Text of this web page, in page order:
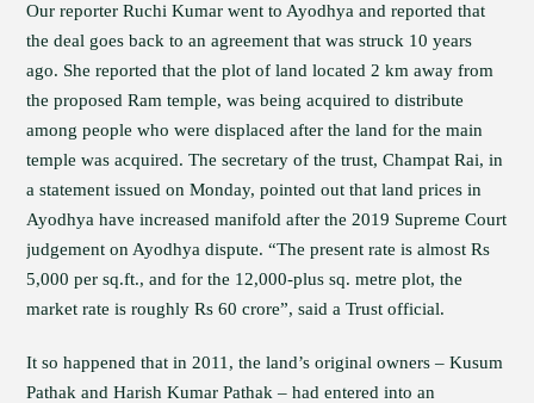
Our reporter Ruchi Kumar went to Ayodhya and reported that
the deal goes back to an agreement that was struck 10 years
ago. She reported that the plot of land located 2 km away from
the proposed Ram temple, was being acquired to distribute
among people who were displaced after the land for the main
temple was acquired. The secretary of the trust, Champat Rai, in
a statement issued on Monday, pointed out that land prices in
Ayodhya have increased manifold after the 2019 Supreme Court
judgement on Ayodhya dispute. “The present rate is almost Rs
5,000 per sq.ft., and for the 12,000-plus sq. metre plot, the
market rate is roughly Rs 60 crore”, said a Trust official.
It so happened that in 2011, the land’s original owners – Kusum
Pathak and Harish Kumar Pathak – had entered into an